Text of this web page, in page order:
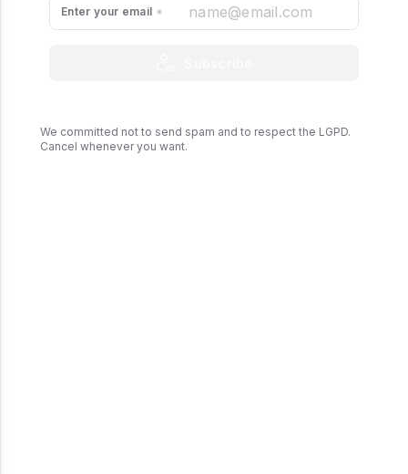
Enter your email
We committed not to send spam and to respect the LGPD.
Cancel whenever you want.